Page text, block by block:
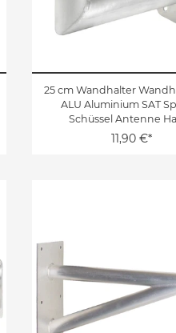
25 cm Wandhalter
ALU Aluminium SAT
Schüssel Antenne
11,90 €*